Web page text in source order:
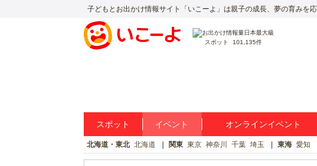
子どもとお出かけ情報サイト「いこーよ」は親子の成長、夢の育みを応
スポット 101,135件
スポット イベント オンラインイベント
北海道・東北 北海道 関東 東京 神奈川 千葉 埼玉 東海 愛知